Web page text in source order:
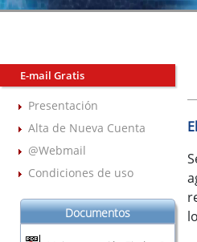
E-mail Gratis
Presentación
Alta de Nueva Cuenta
@Webmail
Condiciones de uso
Documentos